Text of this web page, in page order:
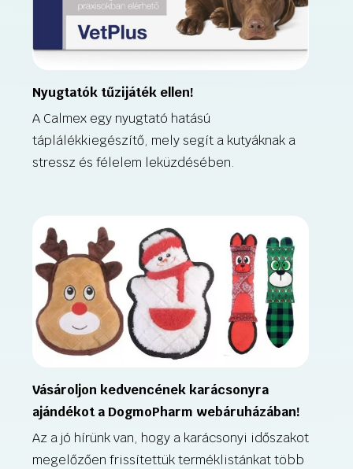
Nyugtatók tűzijáték ellen!
A Calmex egy nyugtató hatású
táplálékkiegészítő, mely segít a kutyáknak a
stressz és félelem leküzdésében.
Vásároljon kedvencének karácsonyra
ajándékot a DogmoPharm webáruházában!
Az a jó hírünk van, hogy a karácsonyi időszakot
megelőzően frissítettük terméklistánkat több